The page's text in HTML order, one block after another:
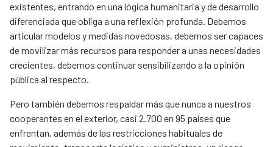
existentes, entrando en una lógica humanitaria y de desarrollo
diferenciada que obliga a una reflexión profunda. Debemos
articular modelos y medidas novedosas, debemos ser capaces
de movilizar más recursos para responder a unas necesidades
crecientes, debemos continuar sensibilizando a la opinión
pública al respecto.
Pero también debemos respaldar más que nunca a nuestros
cooperantes en el exterior, casi 2.700 en 95 países que
enfrentan, además de las restricciones habituales de